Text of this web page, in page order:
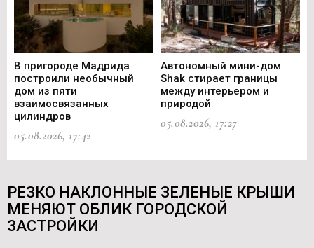
В пригороде Мадрида
построили необычный
дом из пяти
взаимосвязанных
цилиндров
05.08.2026, 17:42
Автономный мини-дом
Shak стирает границы
между интерьером и
природой
05.08.2026, 17:27
РЕЗКО НАКЛОННЫЕ ЗЕЛЕНЫЕ КРЫШИ
МЕНЯЮТ ОБЛИК ГОРОДСКОЙ
ЗАСТРОЙКИ